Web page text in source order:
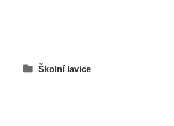
Školní lavice